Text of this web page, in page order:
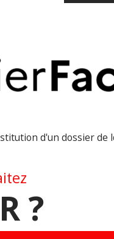
d'un dossier de
?